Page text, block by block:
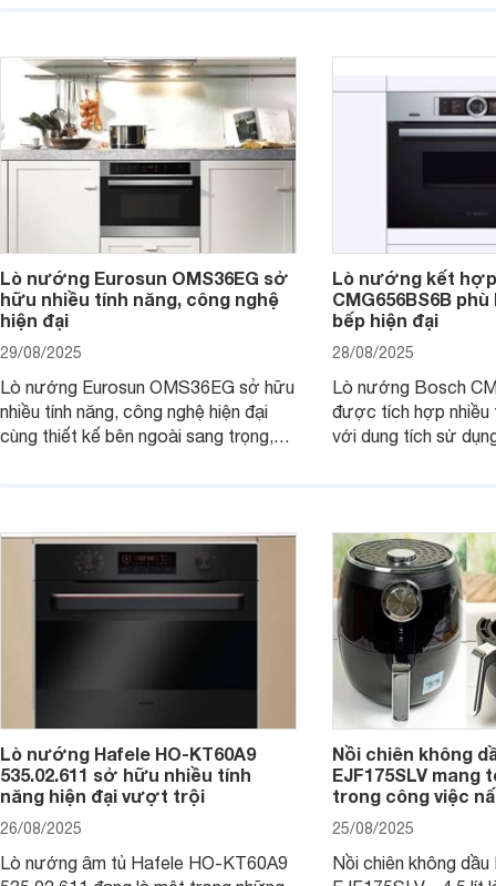
model hiện đang được giảm giá, giúp
người dùng dễ dàng tiếp cận sản
phẩm hơn.
trợ chuẩn bị bữa
thực đơn phong
Lò nướng Eurosun OMS36EG sở
hữu nhiều tính năng, công nghệ
hiện đại
29/08/2025
Lò nướng Eurosun OMS36EG sở hữu
nhiều tính năng, công nghệ hiện đại
cùng thiết kế bên ngoài sang trọng,
tính năng nổi bật của sản phẩm này
Lò nướng kết
CMG656BS6B
bếp hiện đại
28/08/2025
Lò nướng Bosch
được tích hợp nhiều
với dung tích sử
tiện nghi cho các gia
Cùng
tiết sản phẩm này
Lò nướng Hafele HO-KT60A9
535.02.611 sở hữu nhiều tính
năng hiện đại vượt trội
26/08/2025
Lò nướng âm tủ Hafele HO-KT60A9
Nồi chiên không
EJF175SLV
trong công việc
25/08/2025
Nồi chiên không